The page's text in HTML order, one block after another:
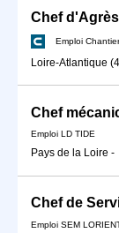
Chef
Emploi
Loire-Atlantique
Chef
Emploi LD TIDE
Pays de la Loire -
Chef de
Emploi SEM